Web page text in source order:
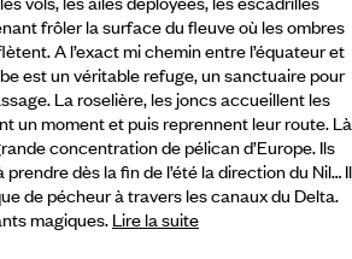
frôler la surface du fleuve où les ombres
A l’exact mi chemin entre l’équateur et
est un véritable refuge, un sanctuaire pour
La roselière, les joncs accueillent les
un moment et puis reprennent leur route. Là
concentration de pélican d’Europe. Ils
dès la fin de l’été la direction du Nil… Il
de pécheur à travers les canaux du Delta.
magiques. Lire la suite